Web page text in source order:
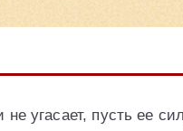
угасает, пусть ее